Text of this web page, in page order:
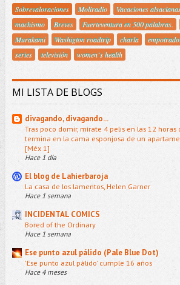
Sobrevaloraciones
Moliradio Vacaciones
machismo
Breves Fuerteventura en 500 palabras.
Murakami
Washigton roadtrip charla
series
televisión women´s health
MI LISTA DE BLOGS
divagando, divagando...
Tras poco domir, mírate 4 pelis en las 12 horas
termina en la cama esponjosa de un
[Méx 1]
Hace 1 día
El blog de Lahierbaroja
La casa de los lamentos, Helen Garner
Hace 1 semana
INCIDENTAL COMICS
Bored of the Ordinary
Hace 1 semana
Ese punto azul pálido (Pale Blue Dot)
'Ese punto azul pálido' cumple 16 años
Hace 4 meses